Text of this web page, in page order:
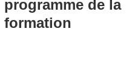
programme de la
formation